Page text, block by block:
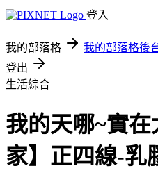
登入
我的部落格 我的部落格後
登出
生活綜合
我的天哪~實
家】正四線-乳